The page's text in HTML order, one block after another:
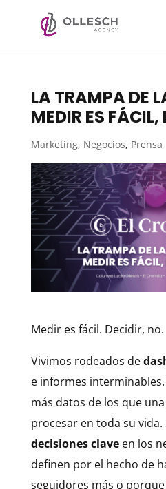
LA TRAMPA DE
MEDIR ES
Marketing, Negocios, Prensa
Medir es fácil. Decidir, no.
Vivimos rodeados de
e informes
más datos de los que
procesar en toda su vida.
decisiones claveen los
definen por el hecho de
seguidores más o